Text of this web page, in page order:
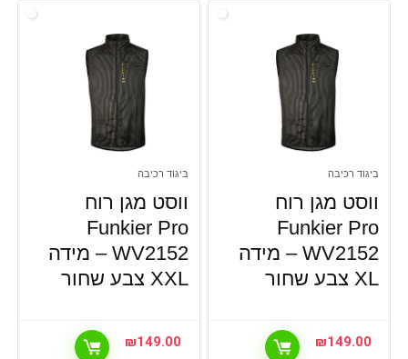
ביגוד רכיבה
ווסט מגן רוח
Funkier Pro
WV2152 – מידה
XL צבע שחור
₪149.00
ביגוד רכיבה
ווסט מגן רוח
Funkier Pro
WV2152 – מידה
XXL צבע שחור
₪149.00